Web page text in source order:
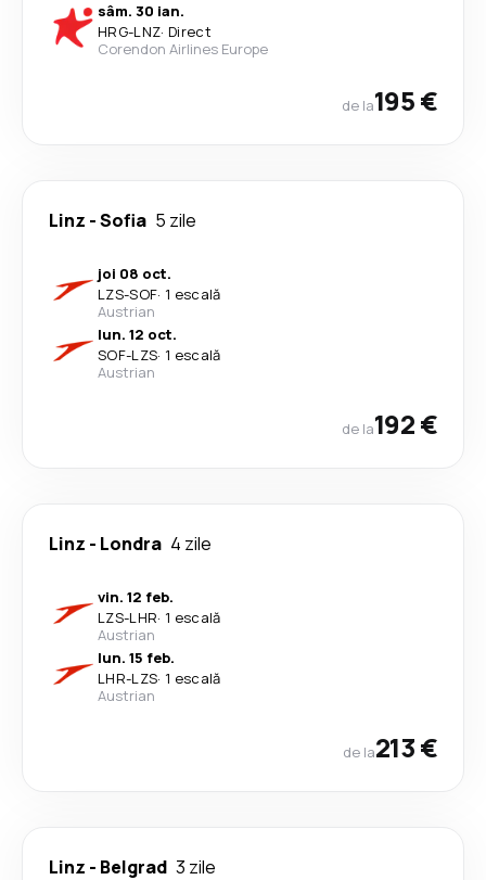
sâm. 30 ian.
HRG-LNZ· Direct
Corendon Airlines Europe
de la195 €
Linz -Sofia 5 zile
joi 08 oct.
LZS-SOF· 1 escală
Austrian
lun. 12 oct.
SOF-LZS· 1 escală
Austrian
de la192 €
Linz - Londra 4 zile
vin. 12 feb.
LZS-LHR· 1 escală
Austrian
lun. 15 feb.
LHR-LZS· 1 escală
Austrian
de la213 €
Linz - Belgrad 3 zile